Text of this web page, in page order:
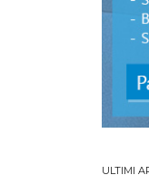
ULTIMI